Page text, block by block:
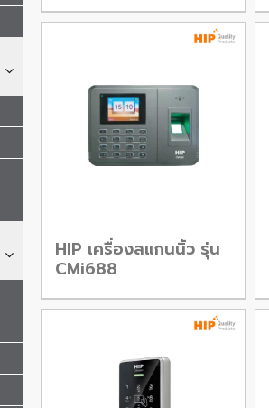
HIP เครื่องสแกนนิ้ว รุ่น
CMi688